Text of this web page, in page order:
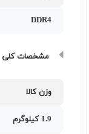
DDR4
مشخصات کلی
وزن کالا
1.9 کیلوگرم